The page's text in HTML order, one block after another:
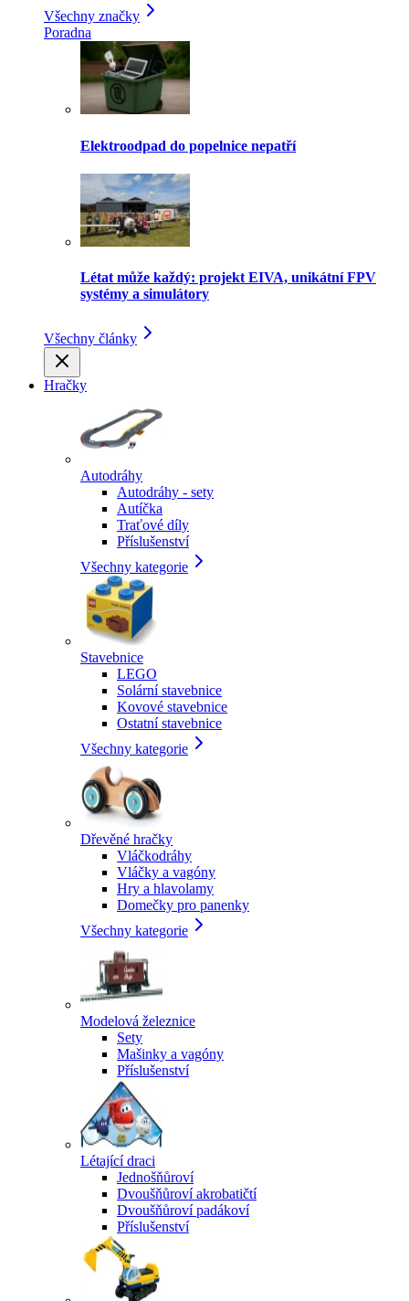
Všechny značky
Poradna
Elektroodpad do popelnice nepatří
Létat může každý: projekt EIVA, unikátní FPV
systémy a simulátory
Všechny články
Hračky
Autodráhy
Autodráhy - sety
Autíčka
Traťové díly
Příslušenství
Všechny kategorie
Stavebnice
LEGO
Solární stavebnice
Kovové stavebnice
Ostatní stavebnice
Všechny kategorie
Dřevěné hračky
Vláčkodráhy
Vláčky a vagóny
Hry a hlavolamy
Domečky pro panenky
Všechny kategorie
Modelová železnice
Sety
Mašinky a vagóny
Příslušenství
Létající draci
Jednošňůroví
Dvoušňůroví akrobatičtí
Dvoušňůroví padákoví
Příslušenství